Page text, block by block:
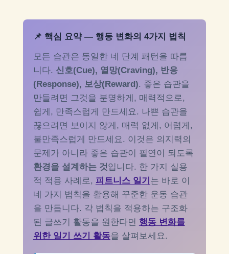
📌 핵심 요약 — 행동 변화의 4가지 법칙
모든 습관은 동일한 네 단계 패턴을 따릅
니다. 신호(Cue), 열망(Craving), 반응
(Response), 보상(Reward). 좋은 습관을
만들려면 그것을 분명하게, 매력적으로,
쉽게, 만족스럽게 만드세요. 나쁜 습관을
끊으려면 보이지 않게, 매력 없게, 어렵게,
불만족스럽게 만드세요. 이것은 의지력의
문제가 아니라 좋은 습관이 필연이 되도록
환경을 설계하는 것입니다. 한 가지 실용
적 적용 사례로, 피트니스 일기 는 바로 이
네 가지 법칙을 활용해 꾸준한 운동 습관
을 만듭니다. 각 법칙을 적용하는 구조화
된 글쓰기 활동을 원한다면 행동 변화를
위한 일기 쓰기 활동을 살펴보세요.